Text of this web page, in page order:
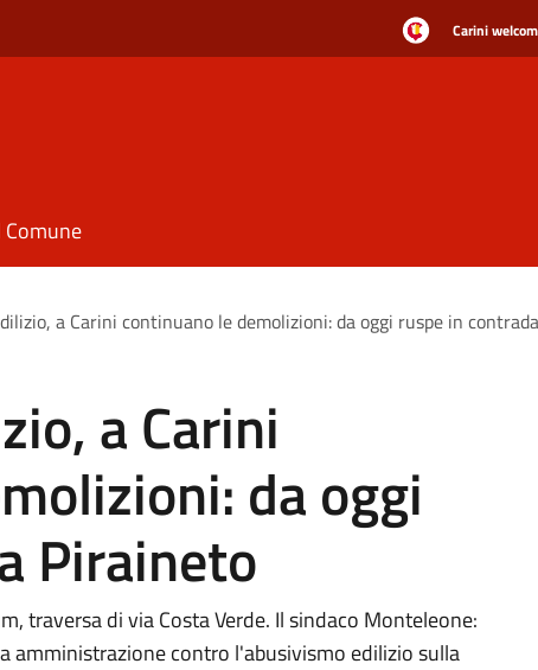
Carini
a Carini continuano le demolizioni: da oggi ruspe in
a Carini
da oggi
Piraineto
traversa di via Costa Verde. Il sindaco Monteleone:
amministrazione contro l'abusivismo edilizio sulla